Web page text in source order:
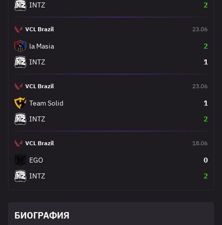
INTZ
2
VCL Brazil 23.06
la Masia
2
INTZ
1
VCL Brazil 23.06
Team Solid
1
INTZ
2
VCL Brazil 18.06
EGO
0
INTZ
2
БИОГРАФИЯ